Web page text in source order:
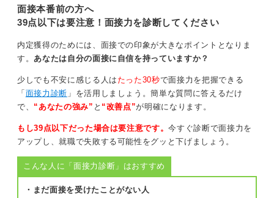
と失敗しません。
ンサルタントが詳しく解説している
ので参考にしてみてください。
面接本番前の方へ
39点以下は要注意！面接力を診断してください
内定獲得のためには、面接での印象が大きなポイントとなりま
す。あなたは自分の面接に自信を持っていますか？
少しでも不安に感じる人は たった30秒で面接力を把握できる
「 面接力診断 」を活用しましょう。簡単な質問に答えるだけ
で、 “あなたの強み” と “改善点”が明確になります。
もし39点以下だった場合は要注意です。今すぐ診断で面接力を
アップし、就職で失敗する可能性をグッと下げましょう。
こんな人に「面接力診断」はおすすめ
・まだ面接を受けたことがない人